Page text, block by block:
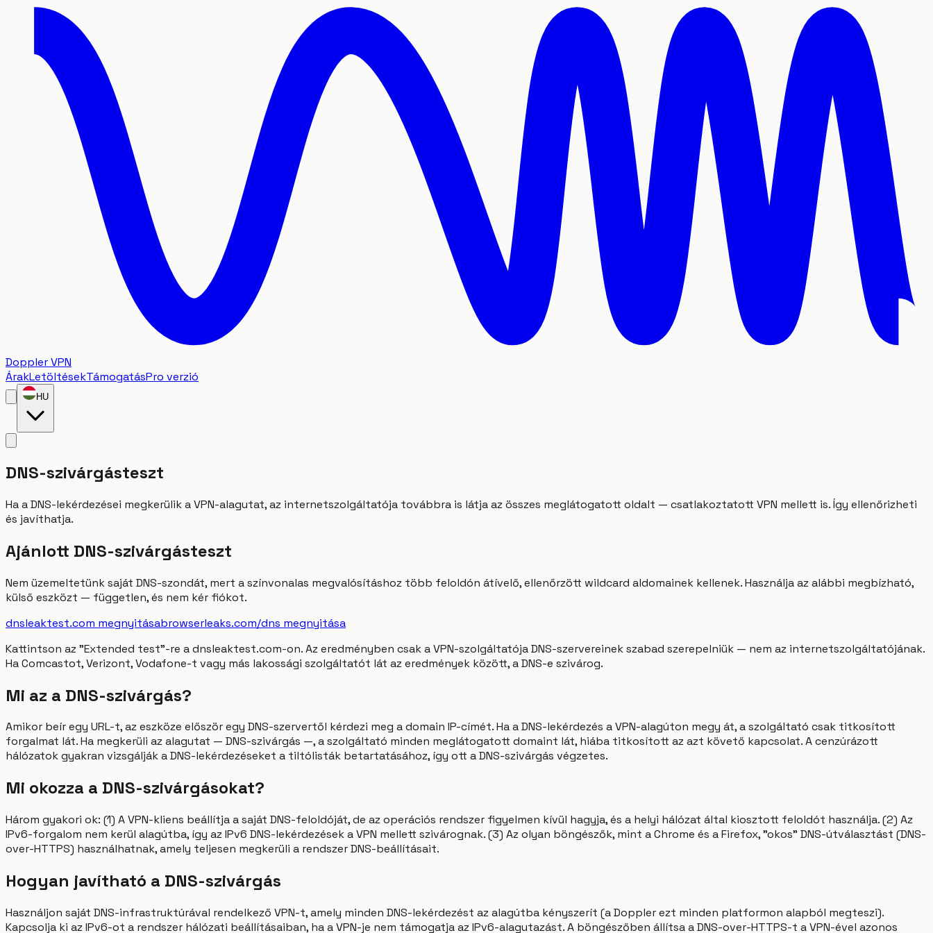
Doppler VPN
ÁrakLetöltésekTámogatásPro verzió
HU
DNS-szivárgásteszt
Ha a DNS-lekérdezései megkerülik a VPN-alagutat, az internetszolgáltatója továbbra is látja az összes meglátogatott oldalt — csatlakoztatott VPN mellett is. Így ellenőrizheti
és javíthatja.
Ajánlott DNS-szivárgásteszt
Nem üzemeltetünk saját DNS-szondát, mert a színvonalas megvalósításhoz több feloldón átívelő, ellenőrzött wildcard aldomainek kellenek. Használja az alábbi megbízható,
külső eszközt — független, és nem kér fiókot.
dnsleaktest.com megnyitásabrowserleaks.com/dns megnyitása
Kattintson az "Extended test"-re a dnsleaktest.com-on. Az eredményben csak a VPN-szolgáltatója DNS-szervereinek szabad szerepelniük — nem az internetszolgáltatójának.
Ha Comcastot, Verizont, Vodafone-t vagy más lakossági szolgáltatót lát az eredmények között, a DNS-e szivárog.
Mi az a DNS-szivárgás?
Amikor beír egy URL-t, az eszköze először egy DNS-szervertől kérdezi meg a domain IP-címét. Ha a DNS-lekérdezés a VPN-alagúton megy át, a szolgáltató csak titkosított
forgalmat lát. Ha megkerüli az alagutat — DNS-szivárgás —, a szolgáltató minden meglátogatott domaint lát, hiába titkosított az azt követő kapcsolat. A cenzúrázott
hálózatok gyakran vizsgálják a DNS-lekérdezéseket a tiltólisták betartatásához, így ott a DNS-szivárgás végzetes.
Mi okozza a DNS-szivárgásokat?
Három gyakori ok: (1) A VPN-kliens beállítja a saját DNS-feloldóját, de az operációs rendszer figyelmen kívül hagyja, és a helyi hálózat által kiosztott feloldót használja. (2) Az
IPv6-forgalom nem kerül alagútba, így az IPv6 DNS-lekérdezések a VPN mellett szivárognak. (3) Az olyan böngészők, mint a Chrome és a Firefox, "okos" DNS-útválasztást (DNS-
over-HTTPS) használhatnak, amely teljesen megkerüli a rendszer DNS-beállításait.
Hogyan javítható a DNS-szivárgás
Használjon saját DNS-infrastruktúrával rendelkező VPN-t, amely minden DNS-lekérdezést az alagútba kényszerít (a Doppler ezt minden platformon alapból megteszi).
Kapcsolja ki az IPv6-ot a rendszer hálózati beállításaiban, ha a VPN-je nem támogatja az IPv6-alagutazást. A böngészőben állítsa a DNS-over-HTTPS-t a VPN-ével azonos